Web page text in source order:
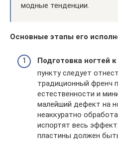
модные тенденции.
Основные этапы его
Подготовка ногтей
пункту следует
традиционный френч
естественности и
малейший дефект на
неаккуратно
испортят весь
пластины должен